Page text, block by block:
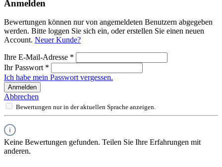
Anmelden
Bewertungen können nur von angemeldeten Benutzern abgegeben
werden. Bitte loggen Sie sich ein, oder erstellen Sie einen neuen
Account. Neuer Kunde?
Ihre E-Mail-Adresse *
Ihr Passwort *
Ich habe mein Passwort vergessen.
Anmelden
Abbrechen
Bewertungen nur in der aktuellen Sprache anzeigen.
Keine Bewertungen gefunden. Teilen Sie Ihre Erfahrungen mit
anderen.